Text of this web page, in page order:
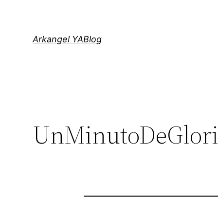
Arkangel YABlog